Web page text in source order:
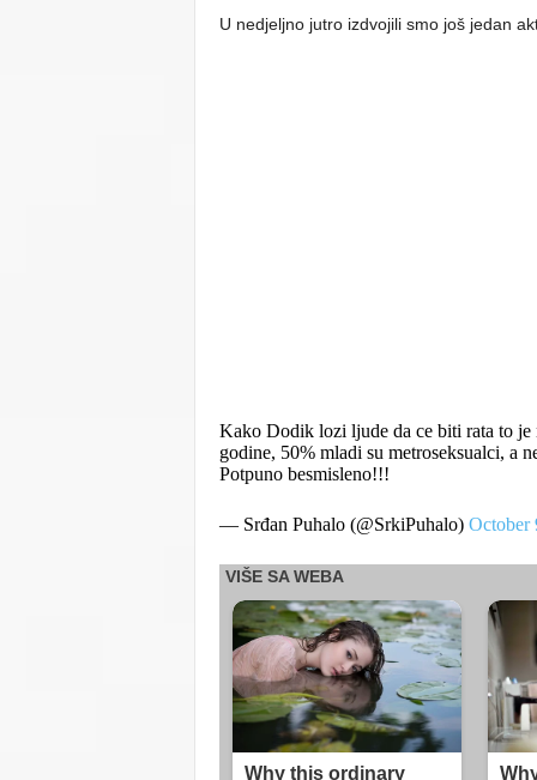
U nedjeljno jutro izdvojili smo još jedan
Kako Dodik lozi ljude da ce biti rata to
godine, 50% mladi su metroseksualci, a
Potpuno besmisleno!!!
— Srđan Puhalo (@SrkiPuhalo) October